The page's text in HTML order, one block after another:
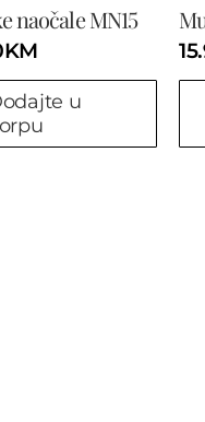
naočale MN15
KM
u